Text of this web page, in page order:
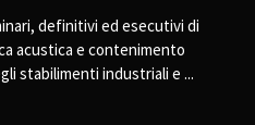
definitivi ed esecutivi di
acustica e contenimento
stabilimenti industriali e ...